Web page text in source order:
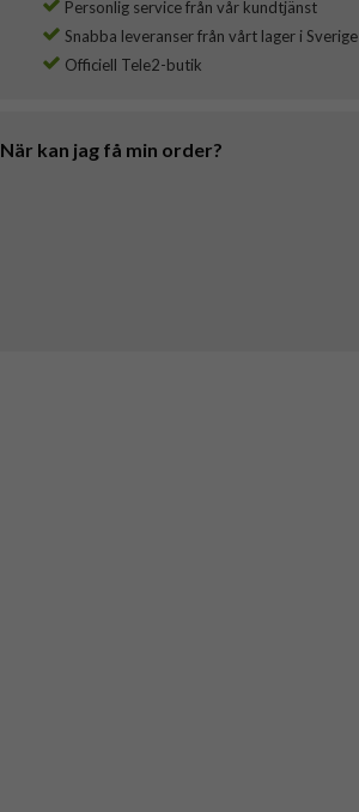
Personlig service från vår kundtjänst
Snabba leveranser från vårt lager i Sverige
Officiell Tele2-butik
När kan jag få min order?